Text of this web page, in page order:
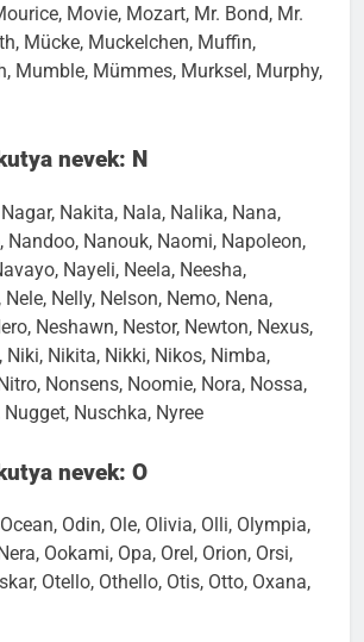
Movie, Mozart, Mr. Bond, Mr.
Mücke, Muckelchen, Muffin,
Mumble, Mümmes, Murksel, Murphy,
nevek: N
Nakita, Nala, Nalika, Nana,
Nandoo, Nanouk, Naomi, Napoleon,
Nayeli, Neela, Neesha,
Nelly, Nelson, Nemo, Nena,
Neshawn, Nestor, Newton, Nexus,
Niki, Nikita, Nikki, Nikos, Nimba,
Nonsens, Noomie, Nora, Nossa,
Nuschka, Nyree
nevek: O
Odin, Ole, Olivia, Olli, Olympia,
Ookami, Opa, Orel, Orion, Orsi,
Otello, Othello, Otis, Otto, Oxana,